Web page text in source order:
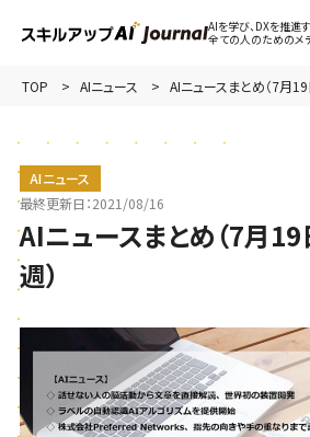
AIを学び、DXを推進
全ての人のためのメ
TOP AIニュース AIニュースまとめ（7月19
AIニュース
最終更新日：2021/08/16
AIニュースまとめ（7月19
週）